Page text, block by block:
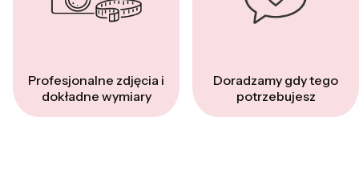
Profesjonalne zdjęcia i
dokładne wymiary
Doradzamy gdy tego
potrzebujesz